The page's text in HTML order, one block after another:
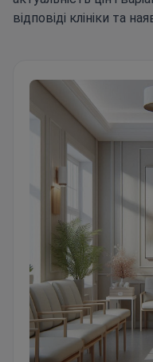
відповіді клініки та